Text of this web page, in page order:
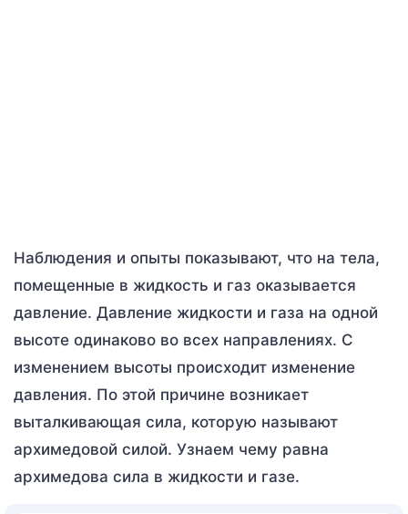
Наблюдения и опыты показывают, что на тела,
помещенные в жидкость и газ оказывается
давление. Давление жидкости и газа на одной
высоте одинаково во всех направлениях. С
изменением высоты происходит изменение
давления. По этой причине возникает
выталкивающая сила, которую называют
архимедовой силой. Узнаем чему равна
архимедова сила в жидкости и газе.